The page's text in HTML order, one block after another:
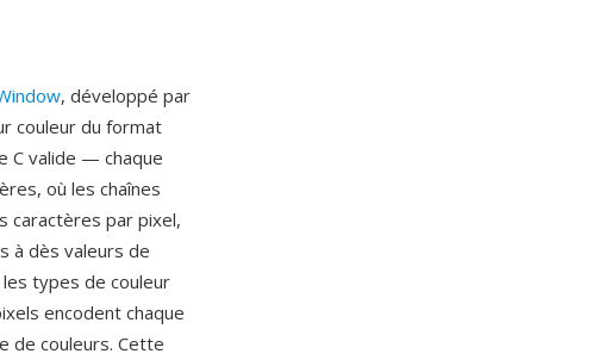
, développé par
couleur du format
C valide — chaque
où les chaînes
caractères par pixel,
à dès valeurs de
types de couleur
encodent chaque
de couleurs. Cette